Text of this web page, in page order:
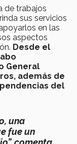
de trabajos
sus servicios
en las
aspectos
Desde el
General
además de
del
una
fue un